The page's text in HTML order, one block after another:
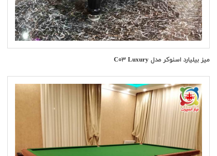
میز بیلیارد اسنوکر مدل C۰۳ Luxury